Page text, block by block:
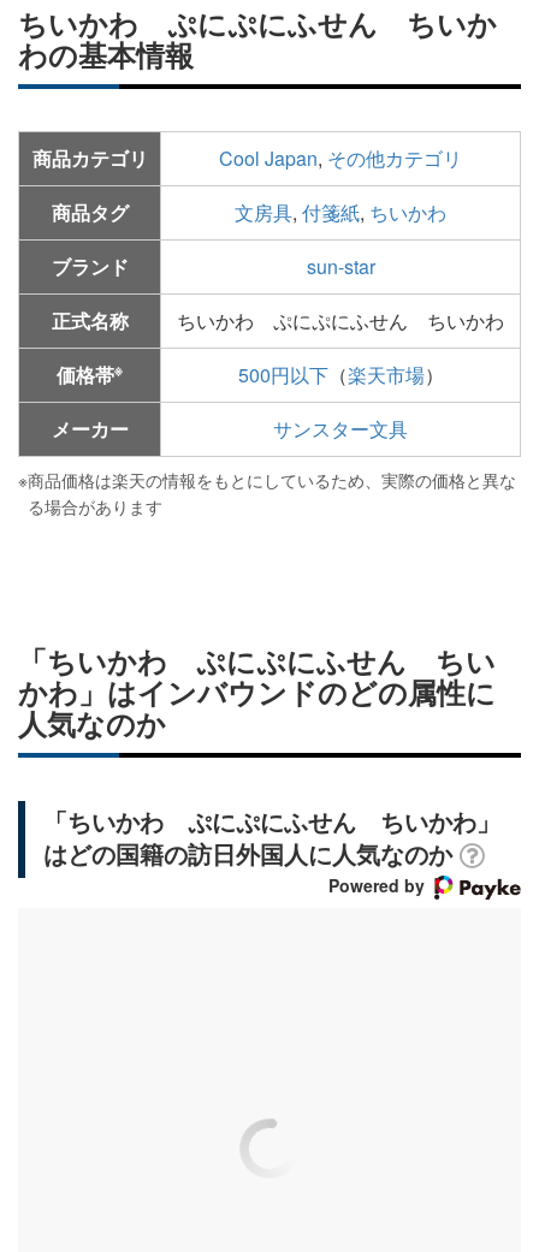
ちいかわ ぷにぷにふせん ちいか
わの基本情報
商品カテゴリ Cool Japan, その他カテゴリ
商品タグ
文房具, 付箋紙, ちいかわ
ブランド
sun-star
正式名称
ちいかわ ぷにぷにふせん ちいかわ
価格帯※ 500円以下（楽天市場）
メーカー
サンスター文具
※商品価格は楽天の情報をもとにしているため、実際の価格と異な
る場合があります
「ちいかわ ぷにぷにふせん ちい
かわ」はインバウンドのどの属性に
人気なのか
「ちいかわ ぷにぷにふせん ちいかわ」
はどの国籍の訪日外国人に人気なのか
Powered by